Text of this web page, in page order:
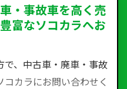
・事故車を高く売
富なソコカラへお
、中古車・廃車・事故
カラにお問い合わせく